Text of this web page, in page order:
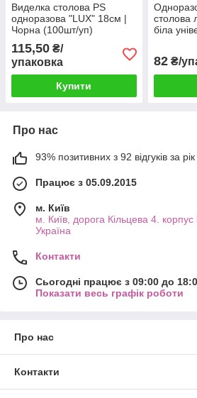
Виделка столова PS
одноразова "LUX" 18см |
Чорна (100шт/уп)
115,50 ₴/
упаковка
Купити
столова
біла
82₴/
Про нас
93% позитивних з 92 відгуків за рік
Працює з 05.09.2015
м. Київ
м. Київ, дорога Кільцева 4. корпус
Україна
Контакти
Сьогодні працює з 09:00 до
Показати весь графік роботи
Про нас
Контакти